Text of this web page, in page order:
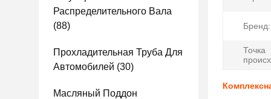
Распределительного Вала
(88)
Прохладительная Труба Для
Автомобилей (30)
Масляный Поддон
Бренд:
Точка